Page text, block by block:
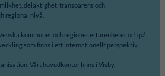
delaktighet, transparens och
regional nivå.
kommuner och regioner erfarenheter och på
som finns i ett internationellt perspektiv.
Vårt huvudkontor finns i Visby.